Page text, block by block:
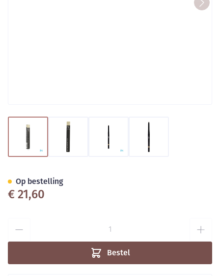
View larger imageView larger imageView larger imageView larger image
€ 21,60
Bestel
Op bestelling